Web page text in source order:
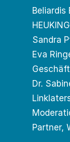
HEUKING
Sandra
Eva
Dr.
Partner,